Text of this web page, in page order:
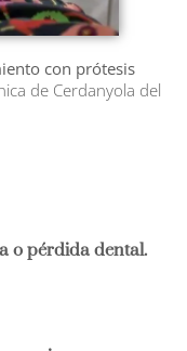
con prótesis
de Cerdanyola del
o pérdida dental.